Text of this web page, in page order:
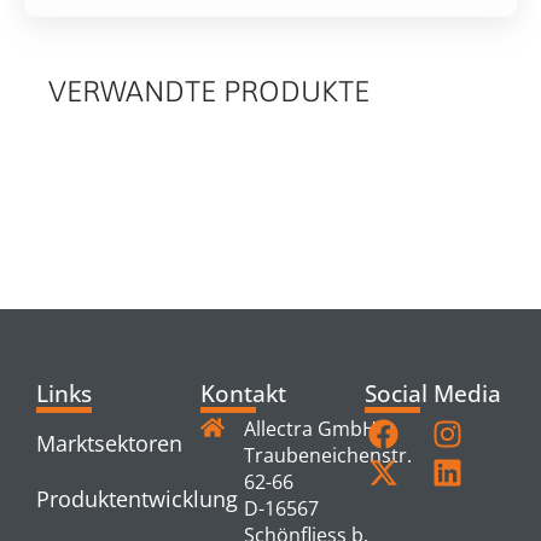
VERWANDTE PRODUKTE
Links
Marktsektoren
Produktentwicklung
Kontakt
Allectra GmbH
Traubeneichenstr.
62-66
D-16567
Schönfliess b.
Social Media